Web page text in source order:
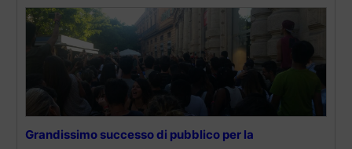
Grandissimo successo di pubblico per la